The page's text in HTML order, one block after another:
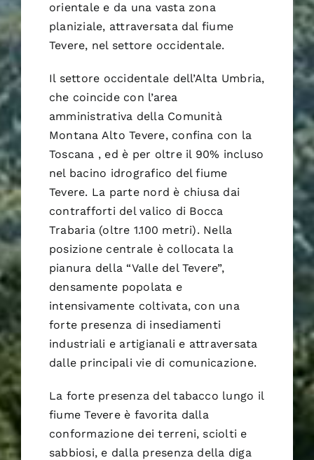
orientale e da una vasta zona
planiziale, attraversata dal fiume
Tevere, nel settore occidentale.
Il settore occidentale dell’Alta Umbria,
che coincide con l’area
amministrativa della Comunità
Montana Alto Tevere, confina con la
Toscana , ed è per oltre il 90% incluso
nel bacino idrografico del fiume
Tevere. La parte nord è chiusa dai
contrafforti del valico di Bocca
Trabaria (oltre 1.100 metri). Nella
posizione centrale è collocata la
pianura della “Valle del Tevere”,
densamente popolata e
intensivamente coltivata, con una
forte presenza di insediamenti
industriali e artigianali e attraversata
dalle principali vie di comunicazione.
La forte presenza del tabacco lungo il
fiume Tevere è favorita dalla
conformazione dei terreni, sciolti e
sabbiosi, e dalla presenza della diga